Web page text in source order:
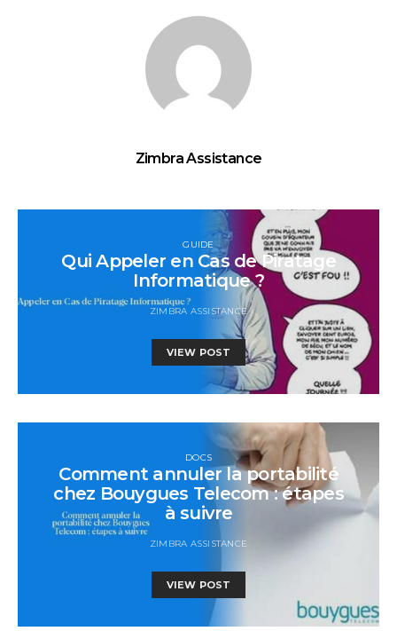
Zimbra Assistance
GUIDE
Qui Appeler en Cas de Piratage
Informatique ?
ZIMBRA ASSISTANCE
VIEW POST
DOCS
Comment annuler la portabilité
chez Bouygues Telecom : étapes
à suivre
ZIMBRA ASSISTANCE
VIEW POST